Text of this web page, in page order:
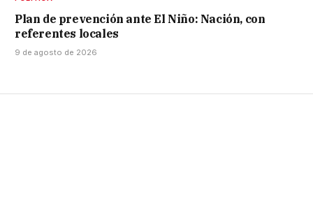
Plan de prevención ante El Niño: Nación, con
referentes locales
9 de agosto de 2026